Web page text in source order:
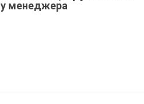
у менеджера